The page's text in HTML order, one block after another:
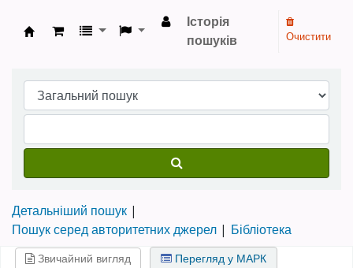
Бібліотека НТШ › Електронний каталог
Історія
пошуків
Очистити
Детальніший пошук
Пошук серед авторитетних джерел
Бібліотека
Звичайний вигляд
Перегляд у МАРК